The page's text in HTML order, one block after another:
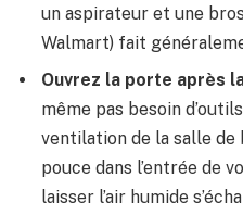
un aspirateur et une
Walmart) fait
Ouvrez la porte après
même pas besoin
ventilation de la salle de
pouce dans l’entrée de
laisser l’air humide